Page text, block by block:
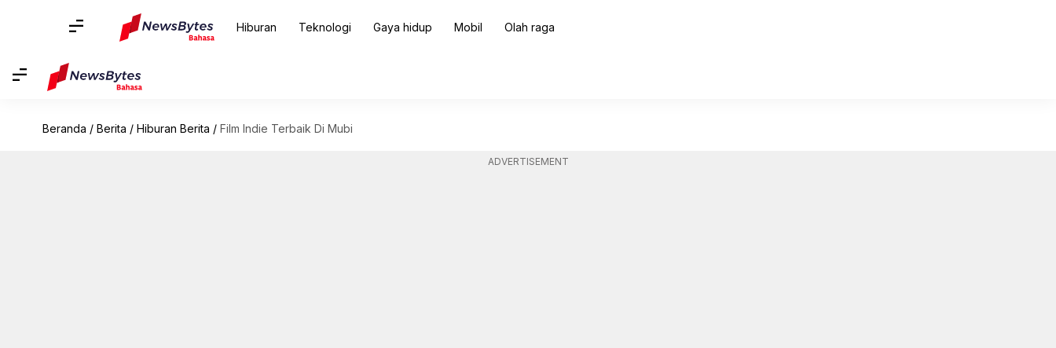
Hiburan Teknologi Gaya hidup Mobil Olah raga
Beranda / Berita / Hiburan Berita / Film Indie Terbaik Di Mubi
ADVERTISEMENT